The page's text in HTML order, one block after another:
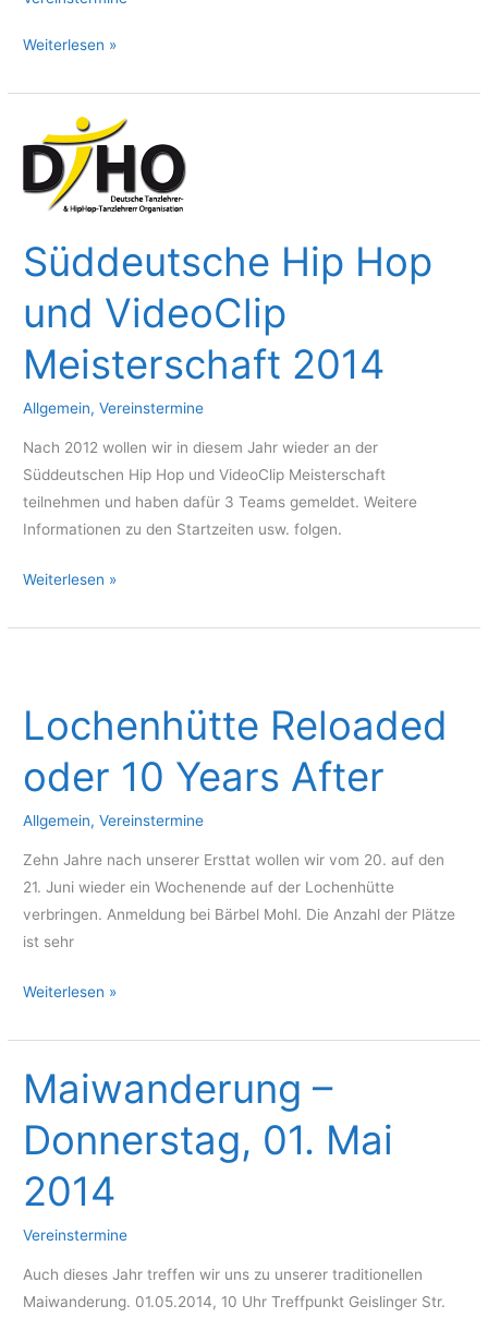
Weihnachtsfeier
Weiterlesen »
Süddeutsche Hip Hop
und VideoClip
Meisterschaft 2014
Allgemein,Vereinstermine
Nach 2012 wollen wir in diesem Jahr wieder an der
Süddeutschen Hip Hop und VideoClip Meisterschaft
teilnehmen und haben dafür 3 Teams gemeldet. Weitere
Informationen zu den Startzeiten usw. folgen.
Süddeutsche
Hop
Meisterschaft
2014
Weiterlesen »
Lochenhütte Reloaded
oder 10 Years After
Allgemein,Vereinstermine
Zehn Jahre nach unserer Ersttat wollen wir vom 20. auf den
21. Juni wieder ein Wochenende auf der Lochenhütte
verbringen. Anmeldung bei Bärbel Mohl. Die Anzahl der Plätze
ist sehr
Lochenhütte
oder
10
Years
After
Weiterlesen »
Maiwanderung –
Donnerstag, 01. Mai
2014
Vereinstermine
Auch dieses Jahr treffen wir uns zu unserer traditionellen
Maiwanderung. 01.05.2014, 10 Uhr Treffpunkt Geislinger Str.